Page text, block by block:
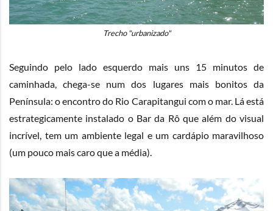
Trecho "urbanizado"
Seguindo pelo lado esquerdo mais uns 15 minutos de
caminhada, chega-se num dos lugares mais bonitos da
Península: o encontro do Rio Carapitangui com o mar. Lá está
estrategicamente instalado o Bar da Rô que além do visual
incrível, tem um ambiente legal e um cardápio maravilhoso
(um pouco mais caro que a média).